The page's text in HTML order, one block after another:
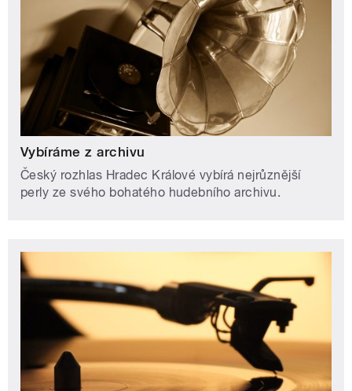
Vybíráme z archivu
Český rozhlas Hradec Králové vybírá nejrůznější
perly ze svého bohatého hudebního archivu.